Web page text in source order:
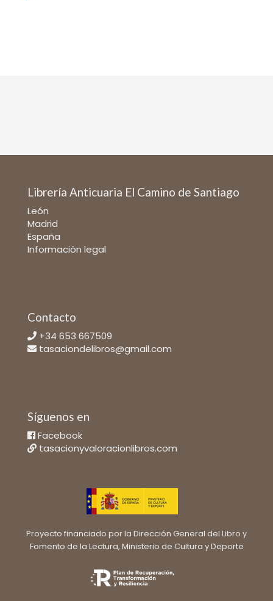
Librería Anticuaria El Camino de Santiago
León
Madrid
España
Información legal
Contacto
+34 653 667509
tasaciondelibros@gmail.com
Síguenos en
Facebook
tasacionyvaloracionlibros.com
Proyecto financiado por la Dirección General del Libro y
Fomento de la Lectura, Ministerio de Cultura y Deporte